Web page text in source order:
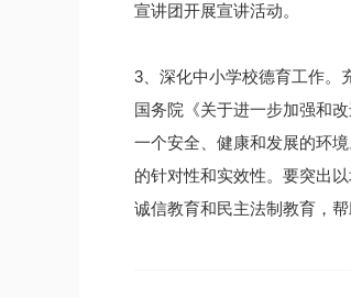
宣讲团开展宣讲活动。
3、深化中小学校德育工作。
国务院《关于进一步加强和
一个安全、健康和发展的环
的针对性和实效性。要突出
诚信教育和民主法制教育，